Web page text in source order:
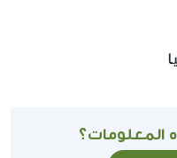
المعلومات؟